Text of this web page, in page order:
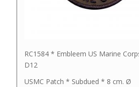
RC1584 * Embleem US Marine
D12
USMC Patch * Subdued * 8 cm. Ø